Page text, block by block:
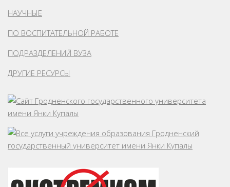
НАУЧНЫЕ
ПО ВОСПИТАТЕЛЬНОЙ РАБОТЕ
ПОДРАЗДЕЛЕНИЙ ВУЗА
ДРУГИЕ РЕСУРСЫ